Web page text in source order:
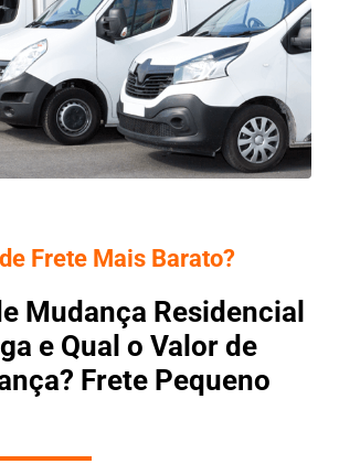
Frete Mais Barato?
Mudança Residencial
e Qual o Valor de
Frete Pequeno